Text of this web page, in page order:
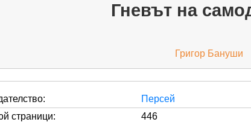
Гневът на
Григор Бануши
Персей
страници:
446